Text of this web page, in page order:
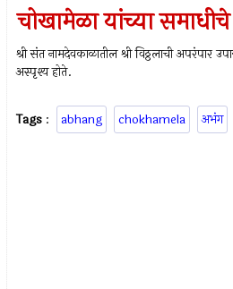
चोखामेळा यांच्या
श्री संत नामदेवकाळातील श्री विठ्ठलाची अपरंपार
अस्‍पृश्‍य होते.
Tags : abhang chokhamela अभंग